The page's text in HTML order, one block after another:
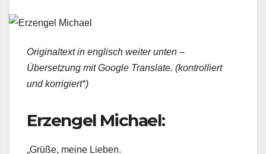
Originaltext in englisch weiter unten –
Übersetzung mit Google Translate. (kontrolliert
und korrigiert*)
Erzengel Michael:
„Grüße, meine Lieben.